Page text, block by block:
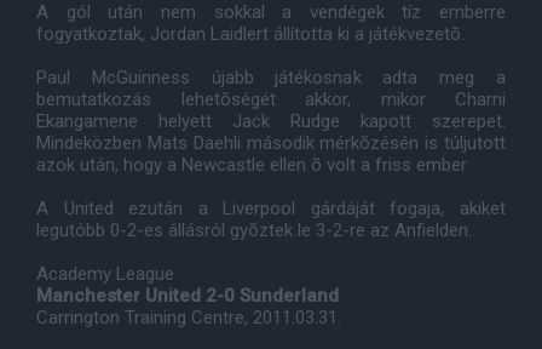
A gól után nem sokkal a vendégek tíz emberre
fogyatkoztak, Jordan Laidlert állította ki a játékvezetõ.
Paul McGuinness újabb játékosnak adta meg a
bemutatkozás lehetõségét akkor, mikor Charni
Ekangamene helyett Jack Rudge kapott szerepet.
Mindeközben Mats Daehli második mérkõzésén is túljutott
azok után, hogy a Newcastle ellen õ volt a friss ember.
A United ezután a Liverpool gárdáját fogaja, akiket
legutóbb 0-2-es állásról gyõztek le 3-2-re az Anfielden.
Academy League
Manchester United 2-0 Sunderland
Carrington Training Centre, 2011.03.31.